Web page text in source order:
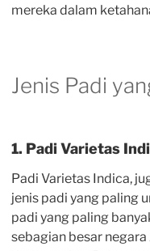
mereka dalam
Jenis Padi
1. Padi Varietas
Padi Varietas Indica,
jenis padi yang paling
padi yang paling
sebagian besar